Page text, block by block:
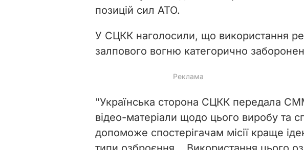
позицій сил АТО.
У СЦКК наголосили, що використання
залпового вогню категорично
"Українська сторона СЦКК передала
відео-матеріали щодо цього виробу та
допоможе спостерігачам місії краще